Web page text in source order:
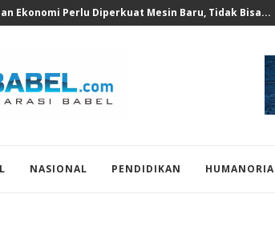
Salurkan Bantuan untuk Korban Puting Beliung...
NASIONAL PENDIDIKAN HUMANORIA